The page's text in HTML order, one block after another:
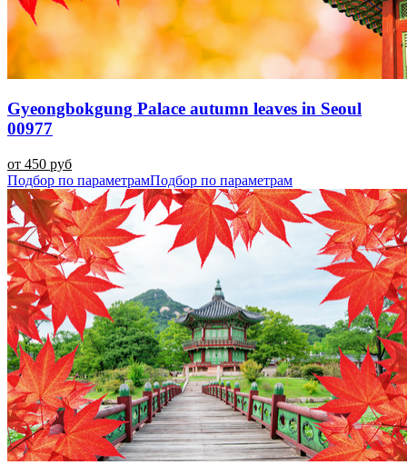
Gyeongbokgung Palace autumn leaves in Seoul
00977
от 450 руб
Подбор по параметрамПодбор по параметрам